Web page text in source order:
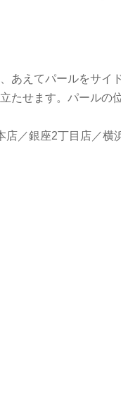
あえてパールをサイ
たせます。パールの
店／銀座2丁目店／横